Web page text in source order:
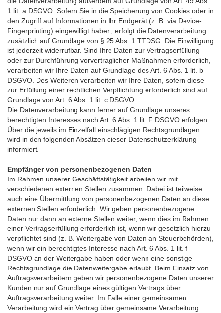
1 lit. a DSGVO. Sofern Sie in die Speicherung von Cookies oder in
den Zugriff auf Informationen in Ihr Endgerät (z. B. via Device-
Fingerprinting) eingewilligt haben, erfolgt die Datenverarbeitung
zusätzlich auf Grundlage von § 25 Abs. 1 TTDSG. Die Einwilligung
ist jederzeit widerrufbar. Sind Ihre Daten zur Vertragserfüllung
oder zur Durchführung vorvertraglicher Maßnahmen erforderlich,
verarbeiten wir Ihre Daten auf Grundlage des Art. 6 Abs. 1 lit. b
DSGVO. Des Weiteren verarbeiten wir Ihre Daten, sofern diese
zur Erfüllung einer rechtlichen Verpflichtung erforderlich sind auf
Grundlage von Art. 6 Abs. 1 lit. c DSGVO.
Die Datenverarbeitung kann ferner auf Grundlage unseres
berechtigten Interesses nach Art. 6 Abs. 1 lit. F DSGVO erfolgen.
Über die jeweils im Einzelfall einschlägigen Rechtsgrundlagen
wird in den folgenden Absätzen dieser Datenschutzerklärung
informiert.
Empfänger von personenbezogenen Daten
Im Rahmen unserer Geschäftstätigkeit arbeiten wir mit
verschiedenen externen Stellen zusammen. Dabei ist teilweise
auch eine Übermittlung von personenbezogenen Daten an diese
externen Stellen erforderlich. Wir geben personenbezogene
Daten nur dann an externe Stellen weiter, wenn dies im Rahmen
einer Vertragserfüllung erforderlich ist, wenn wir gesetzlich hierzu
verpflichtet sind (z. B. Weitergabe von Daten an Steuerbehörden),
wenn wir ein berechtigtes Interesse nach Art. 6 Abs. 1 lit. f
DSGVO an der Weitergabe haben oder wenn eine sonstige
Rechtsgrundlage die Datenweitergabe erlaubt. Beim Einsatz von
Auftragsverarbeitern geben wir personenbezogene Daten unserer
Kunden nur auf Grundlage eines gültigen Vertrags über
Auftragsverarbeitung weiter. Im Falle einer gemeinsamen
Verarbeitung wird ein Vertrag über gemeinsame Verarbeitung